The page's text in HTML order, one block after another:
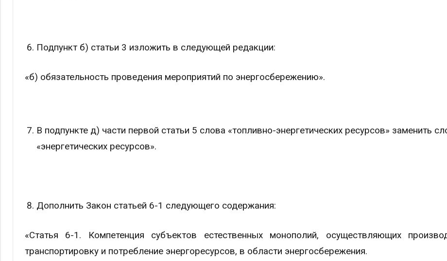
Подпункт б) статьи 3 изложить в следующей редакции:
«б) обязательность проведения мероприятий по энергосбережению».
В подпункте д) части первой статьи 5 слова «топливно-энергетических ресурсов» заменить
«энергетических ресурсов».
Дополнить Закон статьей 6-1 следующего содержания:
«Статья 6-1. Компетенция субъектов естественных монополий, осуществляющих
транспортировку и потребление энергоресурсов, в области энергосбережения.